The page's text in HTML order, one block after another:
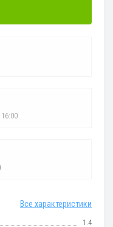
Все характеристики
1.4